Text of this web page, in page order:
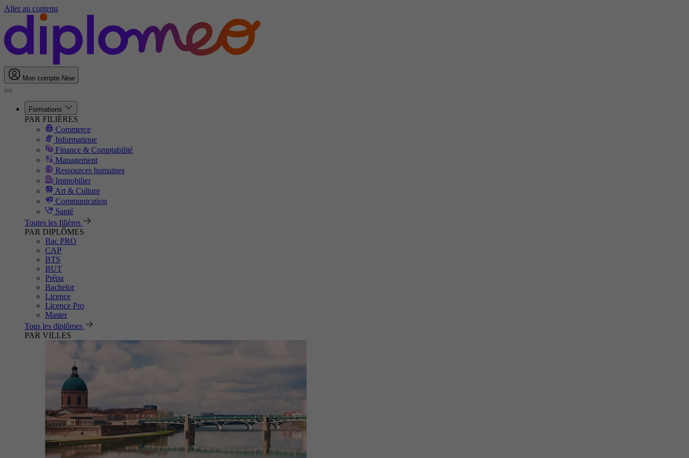
Aller au contenu
Mon compte New
Formations
PAR FILIÈRES
Commerce
Informatique
Finance & Comptabilité
Management
Ressources humaines
Immobilier
Art & Culture
Communication
Santé
Toutes les filières
PAR DIPLÔMES
Bac PRO
CAP
BTS
BUT
Prépa
Bachelor
Licence
Licence Pro
Master
Tous les diplômes
PAR VILLES